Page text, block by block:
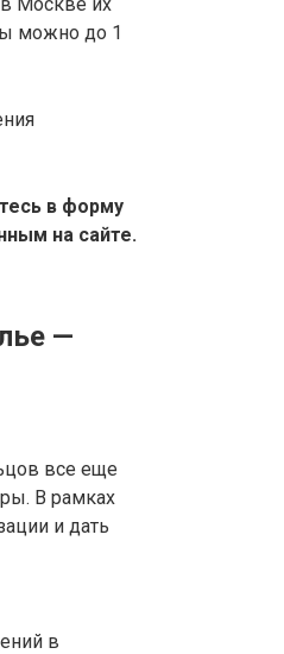
можно до 1
в форму
на сайте.
—
все еще
В рамках
и дать
в